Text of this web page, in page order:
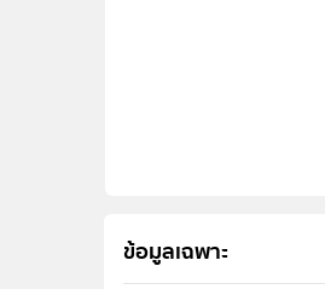
ข้อมูลเฉพาะ